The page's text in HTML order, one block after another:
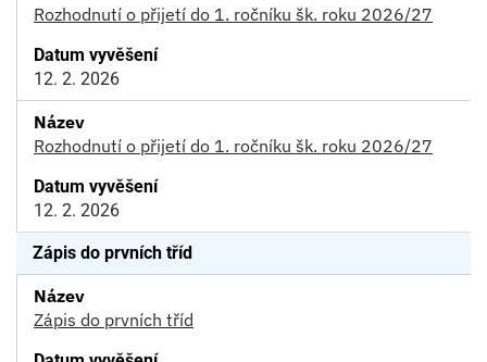
Rozhodnutí o přijetí do 1. ročníku šk. roku 2026/27
12. 2. 2026
Rozhodnutí o přijetí do 1. ročníku šk. roku 2026/27
12. 2. 2026
Zápis do prvních tříd
Zápis do prvních tříd